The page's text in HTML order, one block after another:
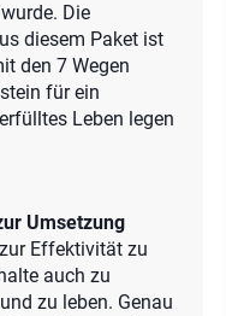
Die
diesem Paket ist
den 7 Wegen
für ein
Leben legen
Umsetzung
Effektivität zu
auch zu
zu leben. Genau